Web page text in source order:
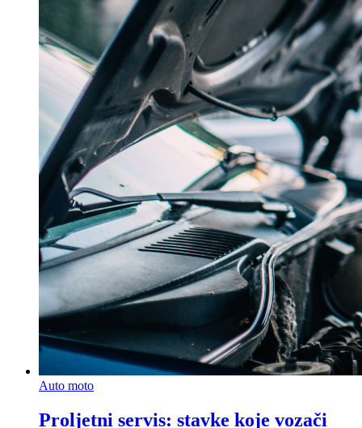
Auto moto
Proljetni servis: stavke koje vozači